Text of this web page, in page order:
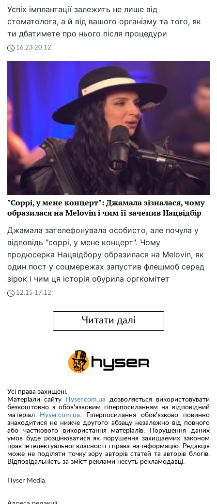
Успіх імплантації залежить не лише від
стоматолога, а й від вашого організму та того, як
ти дбатимете про нього після процедури
16:23 20.12
"Соррі, у мене концерт": Джамала зізналася, чому
образилася на Melovin і чим її зачепив Нацвідбір
Джамала зателефонувала особисто, але почула у
відповідь "соррі, у мене концерт". Чому
продюсерка Нацвідбору образилася на Melovin, як
один пост у соцмережах запустив флешмоб серед
зірок і чим ця історія обурила оргкомітет
12:15 17.12
Читати далі
Hyser Media
Усі права захищені.
Матеріали сайту
Hyser.com.ua дозволяється використовувати
безкоштовно з обов'язковим гіперпосиланням на відповідний
матеріал
Hyser.com.ua . Гіперпосилання обов'язково повинно
знаходитися не нижче другого абзацу незалежно від повного
або часткового використання матеріалів. Порушення даних
умов буде розцінюватися як порушення захищаемих законом
прав інтелектуальної власності і права на інформацію. Редакція
може не поділяти точку зору авторів статей та авторів блогів.
Відповідальність за зміст реклами несуть рекламодавці.